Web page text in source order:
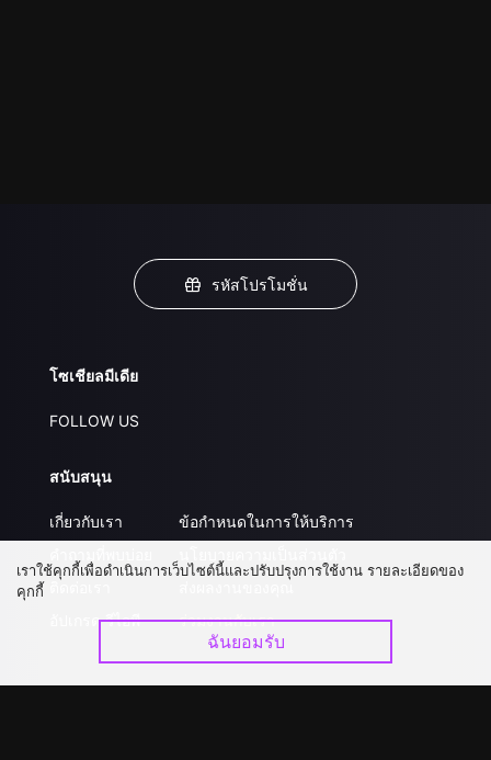
รหัสโปรโมชั่น
โซเชียลมีเดีย
FOLLOW US
สนับสนุน
เกี่ยวกับเรา
อัปเกรด วีไอพี
ข้อกำหนดในการให้บริการ
ร่วมงานกับเรา
เราใช้คุกกี้เพื่อดำเนินการเว็บไซต์นี้และปรับปรุงการใช้งาน รายละเอียดของ
คุกกี้
ฉันยอมรับ